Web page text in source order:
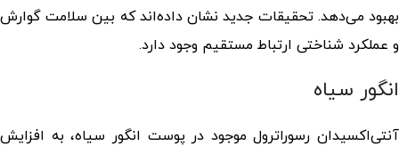
بهبود می‌دهد. تحقیقات جدید نشان داده‌اند که بین سلامت گوارش
و عملکرد شناختی ارتباط مستقیم وجود دارد.
انگور سیاه
آنتی‌اکسیدان رسوراترول موجود در پوست انگور سیاه، به افزایش